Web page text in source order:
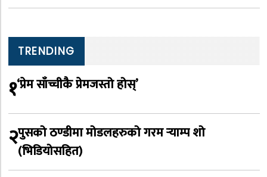
TRENDING
१‘प्रेम साँच्चीकै प्रेमजस्तो होस्’
२पुसको ठण्डीमा मोडलहरुको गरम र्‍याम्प शो
(भिडियोसहित)